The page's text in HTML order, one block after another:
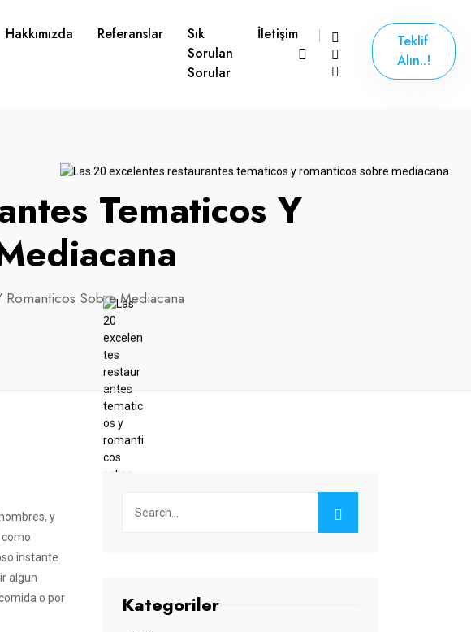
Hakkımızda Referanslar
Sık
Sorulan
Sorular
İletişim
Teklif
Alın..!
Tematicos Y
Romanticos Sobre Mediacana
y
como
instante.
algun
o por
Kategoriler